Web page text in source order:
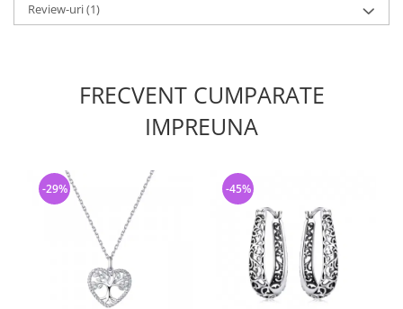
Review-uri(1)
FRECVENT CUMPARATE
IMPREUNA
-29% -45%